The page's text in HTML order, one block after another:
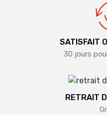
SATISFAIT
30 jours
RETRAIT